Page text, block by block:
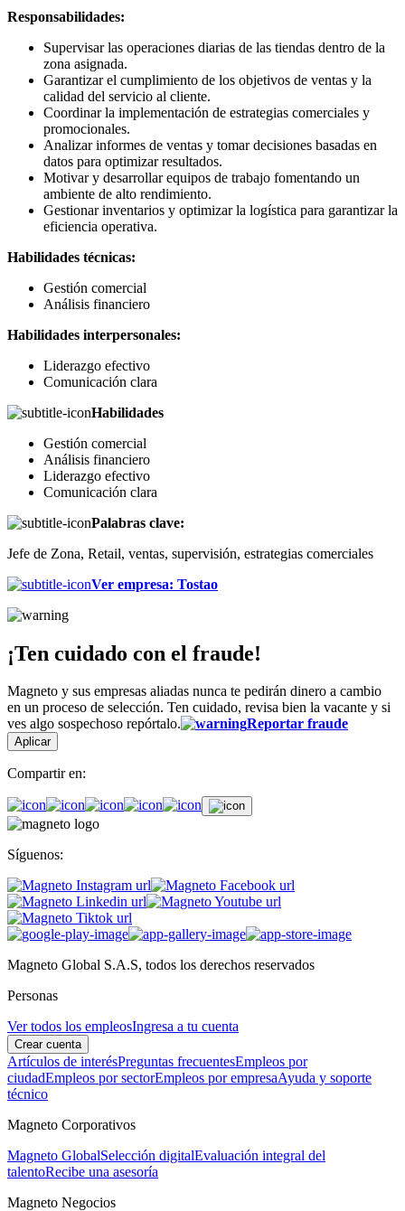
Responsabilidades:
Supervisar las operaciones diarias de las tiendas dentro de la
zona asignada.
Garantizar el cumplimiento de los objetivos de ventas y la
calidad del servicio al cliente.
Coordinar la implementación de estrategias comerciales y
promocionales.
Analizar informes de ventas y tomar decisiones basadas en
datos para optimizar resultados.
Motivar y desarrollar equipos de trabajo fomentando un
ambiente de alto rendimiento.
Gestionar inventarios y optimizar la logística para garantizar la
eficiencia operativa.
Habilidades técnicas:
Gestión comercial
Análisis financiero
Habilidades interpersonales:
Liderazgo efectivo
Comunicación clara
Habilidades
Gestión comercial
Análisis financiero
Liderazgo efectivo
Comunicación clara
Palabras clave:
Jefe de Zona, Retail, ventas, supervisión, estrategias comerciales
Ver empresa: Tostao
¡Ten cuidado con el fraude!
Magneto y sus empresas aliadas nunca te pedirán dinero a cambio
en un proceso de selección. Ten cuidado, revisa bien la vacante y si
ves algo sospechoso repórtalo.
Reportar fraude
Aplicar
Compartir en:
Síguenos:
Magneto Global S.A.S, todos los derechos reservados
Personas
Ver todos los empleosIngresa a tu cuenta
Crear cuenta
Artículos de interésPreguntas frecuentesEmpleos por
ciudadEmpleos por sectorEmpleos por empresaAyuda y soporte
técnico
Magneto Corporativos
Magneto GlobalSelección digitalEvaluación integral del
talentoRecibe una asesoría
Magneto Negocios